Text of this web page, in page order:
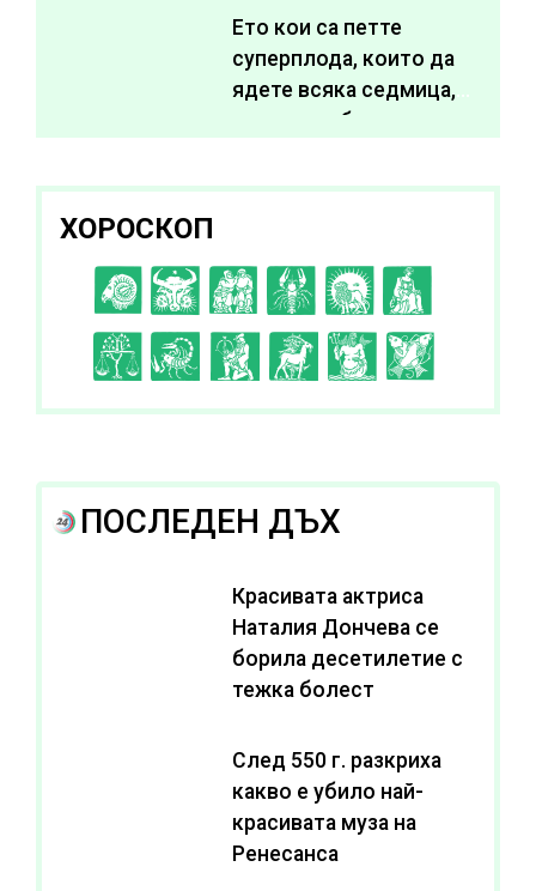
Ето кои са петте
суперплода, които да
ядете всяка седмица,
за да подобрите
ХОРОСКОП
C D EFGH
I J K L A B
ПОСЛЕДЕН ДЪХ
Красивата актриса
Наталия Дончева се
борила десетилетие с
тежка болест
След 550 г. разкриха
какво е убило най-
красивата муза на
Ренесанса